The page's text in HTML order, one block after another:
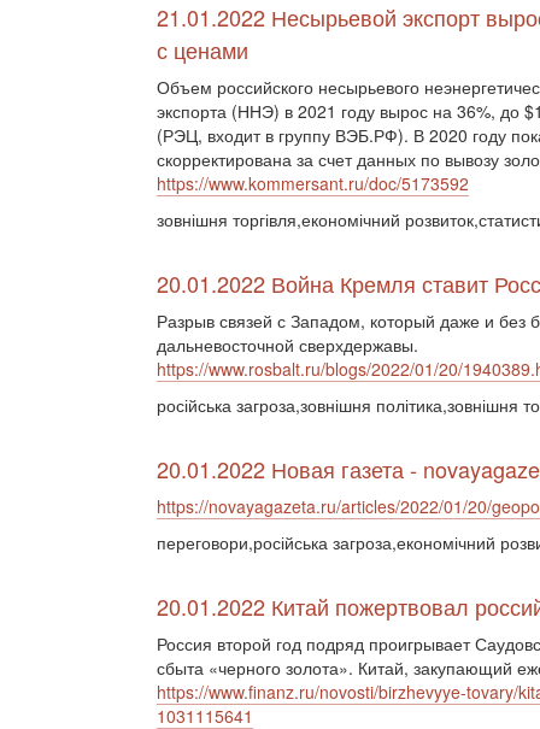
21.01.2022 Несырьевой экспорт
с ценами
Объем российского несырьевого
экспорта (ННЭ) в 2021 году вырос на 36%, до
(РЭЦ, входит в группу ВЭБ.РФ). В 2020 году
скорректирована за счет данных по вывозу
https://www.kommersant.ru/doc/5173592
зовнішня торгівля,економічний
20.01.2022 Война Кремля ставит
Разрыв связей с Западом, который даже и без
дальневосточной сверхдержавы.
https://www.rosbalt.ru/blogs/2022/01/20/
російська загроза,зовнішня політика,зовнішня
20.01.2022 Новая газета -
https://novayagazeta.ru/articles/2022/01/20/
переговори,російська загроза,економічний
20.01.2022 Китай пожертвовал
Россия второй год подряд проигрывает
сбыта «черного золота». Китай, закупающий
https://www.finanz.ru/novosti/birzhevyye-tovary/
1031115641